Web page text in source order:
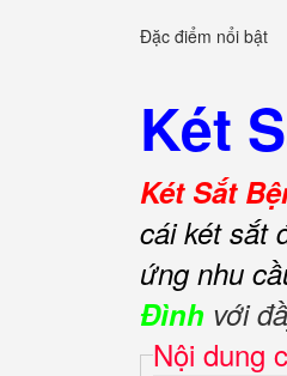
Đặc điểm nổi bật
Két
Két Sắt
cái két sắt
ứng nhu
Đình với
Nội dung